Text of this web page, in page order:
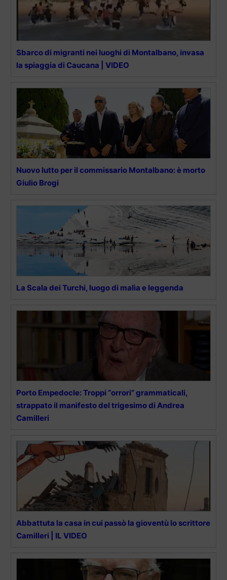
Sbarco di migranti nei luoghi di Montalbano, invasa
la spiaggia di Caucana | VIDEO
Nuovo lutto per il commissario Montalbano: è morto
Giulio Brogi
La Scala dei Turchi, luogo di malìa e leggenda
Porto Empedocle: Troppi “orrori” grammaticali,
strappato il manifesto del trigesimo di Andrea
Camilleri
Abbattuta la casa in cui passò la gioventù lo scrittore
Camilleri | IL VIDEO